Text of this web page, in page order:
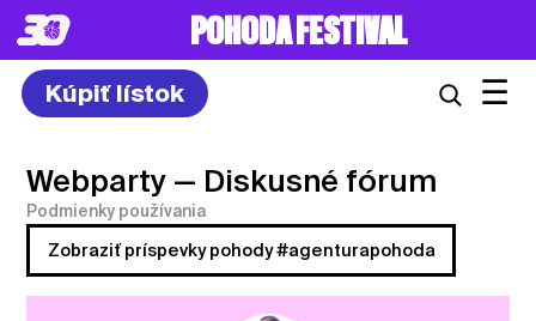
POHODA FESTIVAL
Kúpiť lístok ☰
Webparty — Diskusné fórum
Podmienky používania
Zobraziť príspevky pohody #agenturapohoda